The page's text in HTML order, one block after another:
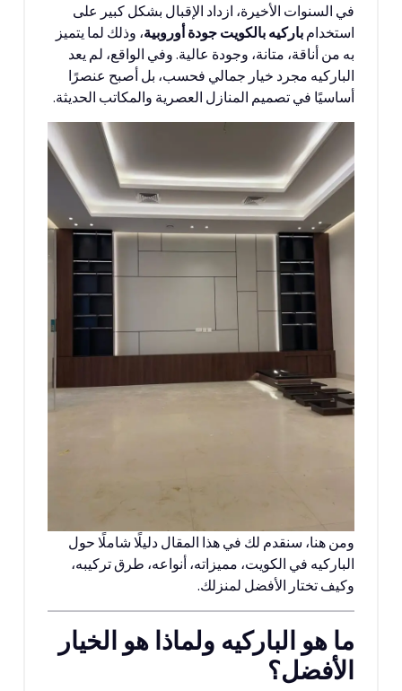
في السنوات الأخيرة، ازداد الإقبال بشكل كبير على
استخدام باركيه بالكويت جودة أوروبية، وذلك لما يتميز
به من أناقة، متانة، وجودة عالية. وفي الواقع، لم يعد
الباركيه مجرد خيار جمالي فحسب، بل أصبح عنصرًا
أساسيًا في تصميم المنازل العصرية والمكاتب الحديثة.
ومن هنا، سنقدم لك في هذا المقال دليلًا شاملًا حول
الباركيه في الكويت، مميزاته، أنواعه، طرق تركيبه،
وكيف تختار الأفضل لمنزلك.
ما هو الباركيه ولماذا هو الخيار
الأفضل؟